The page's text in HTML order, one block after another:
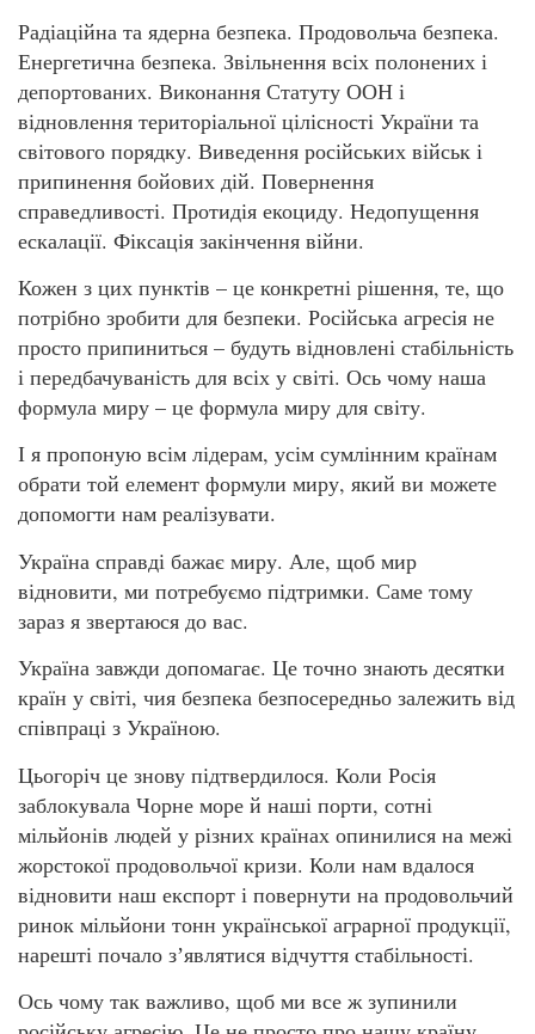
Радіаційна та ядерна безпека. Продовольча безпека.
Енергетична безпека. Звільнення всіх полонених і
депортованих. Виконання Статуту ООН і
відновлення територіальної цілісності України та
світового порядку. Виведення російських військ і
припинення бойових дій. Повернення
справедливості. Протидія екоциду. Недопущення
ескалації. Фіксація закінчення війни.
Кожен з цих пунктів – це конкретні рішення, те, що
потрібно зробити для безпеки. Російська агресія не
просто припиниться – будуть відновлені стабільність
і передбачуваність для всіх у світі. Ось чому наша
формула миру – це формула миру для світу.
І я пропоную всім лідерам, усім сумлінним країнам
обрати той елемент формули миру, який ви можете
допомогти нам реалізувати.
Україна справді бажає миру. Але, щоб мир
відновити, ми потребуємо підтримки. Саме тому
зараз я звертаюся до вас.
Україна завжди допомагає. Це точно знають десятки
країн у світі, чия безпека безпосередньо залежить від
співпраці з Україною.
Цьогоріч це знову підтвердилося. Коли Росія
заблокувала Чорне море й наші порти, сотні
мільйонів людей у різних країнах опинилися на межі
жорстокої продовольчої кризи. Коли нам вдалося
відновити наш експорт і повернути на продовольчий
ринок мільйони тонн української аграрної продукції,
нарешті почало зʼявлятися відчуття стабільності.
Ось чому так важливо, щоб ми все ж зупинили